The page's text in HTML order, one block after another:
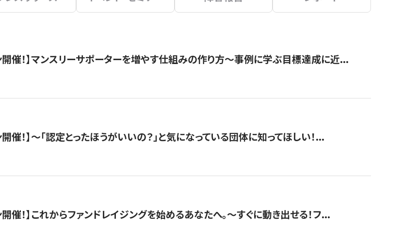
開催！】マンスリーサポーターを増やす仕組みの作り方〜事例に学ぶ目標達成に近...
開催！】〜「認定とったほうがいいの？」と気になっている団体に知ってほしい！...
開催！】これからファンドレイジングを始めるあなたへ。〜すぐに動き出せる！フ...